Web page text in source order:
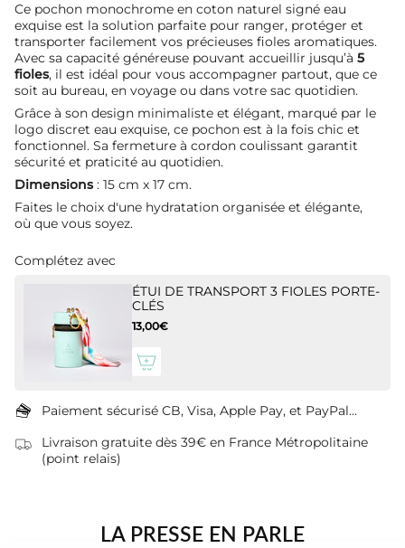
Ce pochon monochrome en coton naturel signé eau
exquise est la solution parfaite pour ranger, protéger et
transporter facilement vos précieuses fioles aromatiques.
Avec sa capacité généreuse pouvant accueillir jusqu’à 5
fioles, il est idéal pour vous accompagner partout, que ce
soit au bureau, en voyage ou dans votre sac quotidien.
Grâce à son design minimaliste et élégant, marqué par le
logo discret eau exquise, ce pochon est à la fois chic et
fonctionnel. Sa fermeture à cordon coulissant garantit
sécurité et praticité au quotidien.
Dimensions: 15 cm x 17 cm.
Faites le choix d'une hydratation organisée et élégante,
où que vous soyez.
Complétez avec
ÉTUI DE TRANSPORT 3 FIOLES PORTE-
CLÉS
13,00€
Paiement sécurisé CB, Visa, Apple Pay, et PayPal...
Livraison gratuite dès 39€ en France Métropolitaine
(point relais)
LA PRESSE EN PARLE